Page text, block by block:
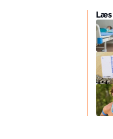
Læs